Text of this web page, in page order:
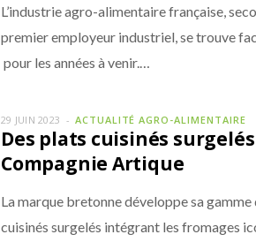
L’industrie agro-alimentaire française,
premier employeur industriel, se trouve
pour les années à venir.…
29 JUIN 2023 ACTUALITÉ AGRO-ALIMENTAIRE
Des plats cuisinés surgelés
Compagnie Artique
La marque bretonne développe sa
cuisinés surgelés intégrant les fromages